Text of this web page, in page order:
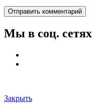
Мы в соц. сетях
Закрыть